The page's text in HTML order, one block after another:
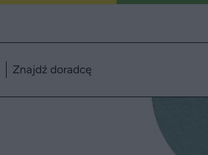
Znajdź doradcę